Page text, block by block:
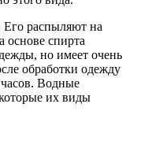
Его распыляют на
основе спирта
но имеет очень
обработки одежду
Водные
их виды